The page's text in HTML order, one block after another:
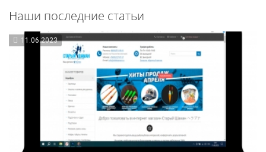
Наши последние статьи
11.06.2023